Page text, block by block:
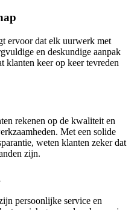
ervoor dat elk uurwerk met
en deskundige aanpak
klanten keer op keer tevreden
rekenen op de kwaliteit en
Met een solide
weten klanten zeker dat
zijn.
persoonlijke service en